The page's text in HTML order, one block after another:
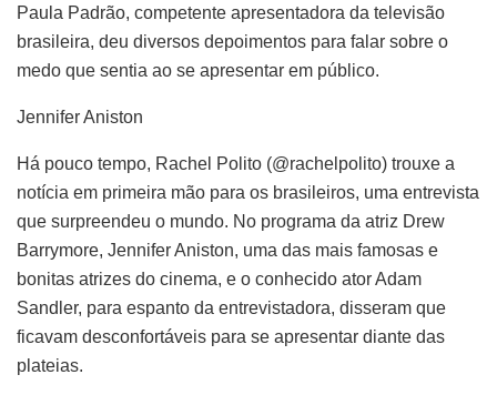
Paula Padrão, competente apresentadora da televisão
brasileira, deu diversos depoimentos para falar sobre o
medo que sentia ao se apresentar em público.
Jennifer Aniston
Há pouco tempo, Rachel Polito (@rachelpolito) trouxe a
notícia em primeira mão para os brasileiros, uma entrevista
que surpreendeu o mundo. No programa da atriz Drew
Barrymore, Jennifer Aniston, uma das mais famosas e
bonitas atrizes do cinema, e o conhecido ator Adam
Sandler, para espanto da entrevistadora, disseram que
ficavam desconfortáveis para se apresentar diante das
plateias.